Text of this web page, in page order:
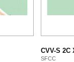
CVV-S 2C
SFCC